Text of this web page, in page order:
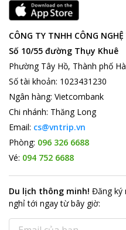
CÔNG TY TNHH CÔNG
Số 10/55 đường Thụy Khuê
Phường Tây Hồ, Thành phố
Số tài khoản: 1023431230
Ngân hàng: Vietcombank
Chi nhánh: Thăng Long
Email: cs@vntrip.vn
Phòng: 096 326 6688
Vé: 094 752 6688
Du lịch thông minh! Đăng ký
nghỉ tới ngay từ bây giờ: